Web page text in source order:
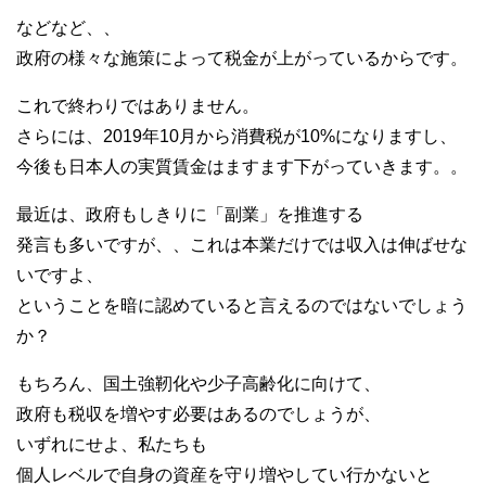
などなど、、
政府の様々な施策によって税金が上がっているからです。
これで終わりではありません。
さらには、2019年10月から消費税が10%になりますし、
今後も日本人の実質賃金はますます下がっていきます。。
最近は、政府もしきりに「副業」を推進する
発言も多いですが、、これは本業だけでは収入は伸ばせな
いですよ、
ということを暗に認めていると言えるのではないでしょう
か？
もちろん、国土強靭化や少子高齢化に向けて、
政府も税収を増やす必要はあるのでしょうが、
いずれにせよ、私たちも
個人レベルで自身の資産を守り増やしてい行かないと